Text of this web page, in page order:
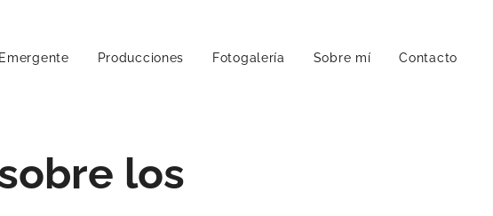
Producciones Fotogalería Sobre mí Contacto
los